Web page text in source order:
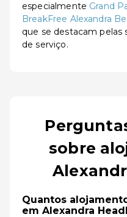
especialmente Grand
BreakFree Alexandra
que se destacam pelas
de serviço.
sobre
Quantos
em Alexandra